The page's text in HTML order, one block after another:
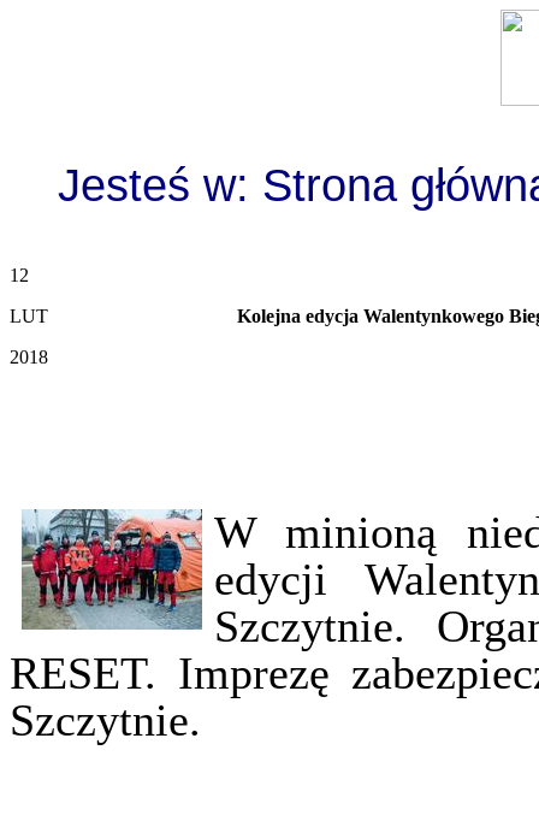
Jesteś w: Strona
12
LUT
2018
Kolejna edycja Walentynkowego
W minioną
edycji
Szczytnie.
RESET. Imprezę
Szczytnie.